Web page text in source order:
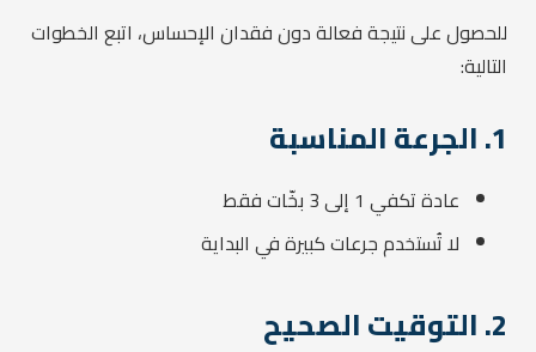
للحصول على نتيجة فعالة دون فقدان الإحساس، اتبع الخطوات
التالية:
1. الجرعة المناسبة
عادة تكفي 1 إلى 3 بخّات فقط
لا تُستخدم جرعات كبيرة في البداية
2. التوقيت الصحيح